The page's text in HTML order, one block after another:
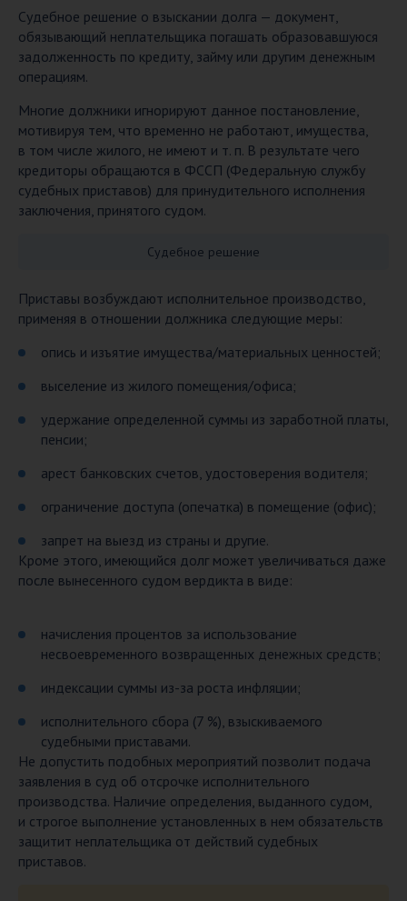
Судебное решение о взыскании долга — документ,
обязывающий неплательщика погашать образовавшуюся
задолженность по кредиту, займу или другим денежным
операциям.
Многие должники игнорируют данное постановление,
мотивируя тем, что временно не работают, имущества,
в том числе жилого, не имеют и т. п. В результате чего
кредиторы обращаются в ФССП (Федеральную службу
судебных приставов) для принудительного исполнения
заключения, принятого судом.
Cудебное решение
Приставы возбуждают исполнительное производство,
применяя в отношении должника следующие меры:
опись и изъятие имущества/материальных ценностей;
выселение из жилого помещения/офиса;
удержание определенной суммы из заработной платы,
пенсии;
арест банковских счетов, удостоверения водителя;
ограничение доступа (опечатка) в помещение (офис);
запрет на выезд из страны и другие.
Кроме этого, имеющийся долг может увеличиваться даже
после вынесенного судом вердикта в виде:
начисления процентов за использование
несвоевременного возвращенных денежных средств;
индексации суммы из-за роста инфляции;
исполнительного сбора (7 %), взыскиваемого
судебными приставами.
Не допустить подобных мероприятий позволит подача
заявления в суд об отсрочке исполнительного
производства. Наличие определения, выданного судом,
и строгое выполнение установленных в нем обязательств
защитит неплательщика от действий судебных
приставов.